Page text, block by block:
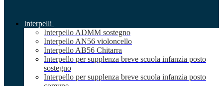
Interpelli
Interpello ADMM sostegno
Interpello AN56 violoncello
Interpello AB56 Chitarra
Interpello per supplenza breve scuola infanzia posto
sostegno
Interpello per supplenza breve scuola infanzia posto